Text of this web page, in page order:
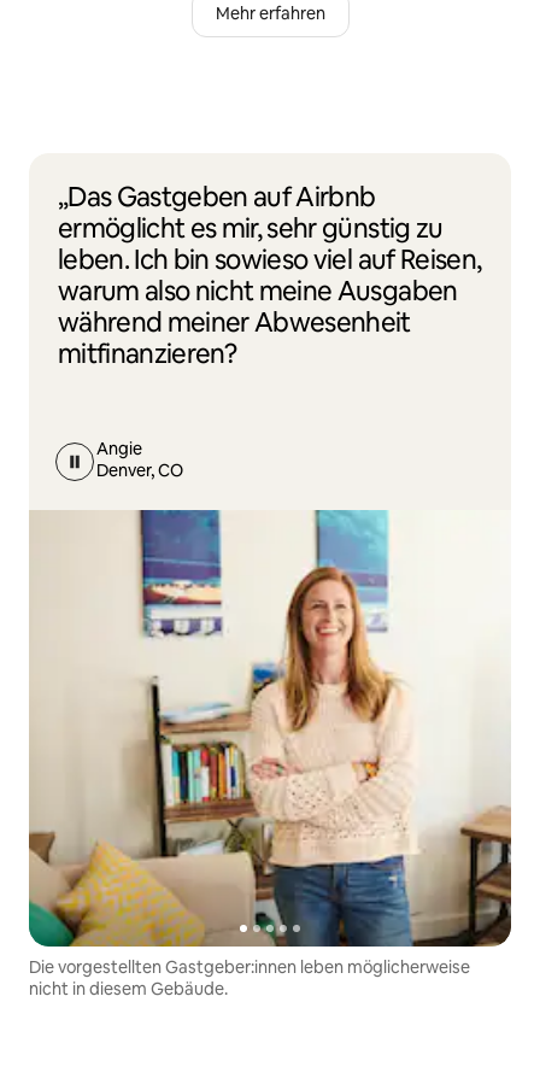
Mehr erfahren
„Das Gastgeben auf Airbnb
ermöglicht es mir, sehr günstig zu
leben. Ich bin sowieso viel auf Reisen,
warum also nicht meine Ausgaben
während meiner Abwesenheit
mitfinanzieren?
Angie
Denver, CO
Die vorgestellten Gastgeber:innen leben möglicherweise
nicht in diesem Gebäude.